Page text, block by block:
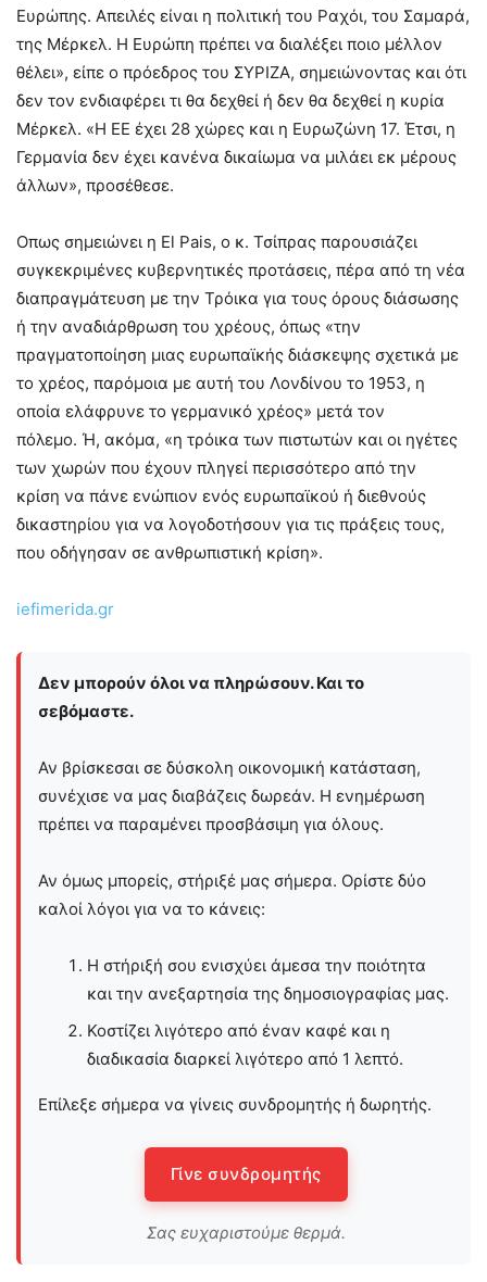
Ευρώπης. Απειλές είναι η πολιτική του Ραχόι, του Σαμαρά,
της Μέρκελ. Η Ευρώπη πρέπει να διαλέξει ποιο μέλλον
θέλει», είπε ο πρόεδρος του ΣΥΡΙΖΑ, σημειώνοντας και ότι
δεν τον ενδιαφέρει τι θα δεχθεί ή δεν θα δεχθεί η κυρία
Μέρκελ. «Η ΕΕ έχει 28 χώρες και η Ευρωζώνη 17. Έτσι, η
Γερμανία δεν έχει κανένα δικαίωμα να μιλάει εκ μέρους
άλλων», προσέθεσε.
Οπως σημειώνει η El Pais, ο κ. Τσίπρας παρουσιάζει
συγκεκριμένες κυβερνητικές προτάσεις, πέρα από τη νέα
διαπραγμάτευση με την Τρόικα για τους όρους διάσωσης
ή την αναδιάρθρωση του χρέους, όπως «την
πραγματοποίηση μιας ευρωπαϊκής διάσκεψης σχετικά με
το χρέος, παρόμοια με αυτή του Λονδίνου το 1953, η
οποία ελάφρυνε το γερμανικό χρέος» μετά τον
πόλεμο. Ή, ακόμα, «η τρόικα των πιστωτών και οι ηγέτες
των χωρών που έχουν πληγεί περισσότερο από την
κρίση να πάνε ενώπιον ενός ευρωπαϊκού ή διεθνούς
δικαστηρίου για να λογοδοτήσουν για τις πράξεις τους,
που οδήγησαν σε ανθρωπιστική κρίση».
iefimerida.gr
Δεν μπορούν όλοι να πληρώσουν. Και το
σεβόμαστε.
Αν βρίσκεσαι σε δύσκολη οικονομική κατάσταση,
συνέχισε να μας διαβάζεις δωρεάν. Η ενημέρωση
πρέπει να παραμένει προσβάσιμη για όλους.
Αν όμως μπορείς, στήριξέ μας σήμερα. Ορίστε δύο
καλοί λόγοι για να το κάνεις:
Η στήριξή σου ενισχύει άμεσα την ποιότητα
και την ανεξαρτησία της δημοσιογραφίας μας.
Κοστίζει λιγότερο από έναν καφέ και η
διαδικασία διαρκεί λιγότερο από 1 λεπτό.
Επίλεξε σήμερα να γίνεις συνδρομητής ή δωρητής.
Γίνε συνδρομητής
Σας ευχαριστούμε θερμά.